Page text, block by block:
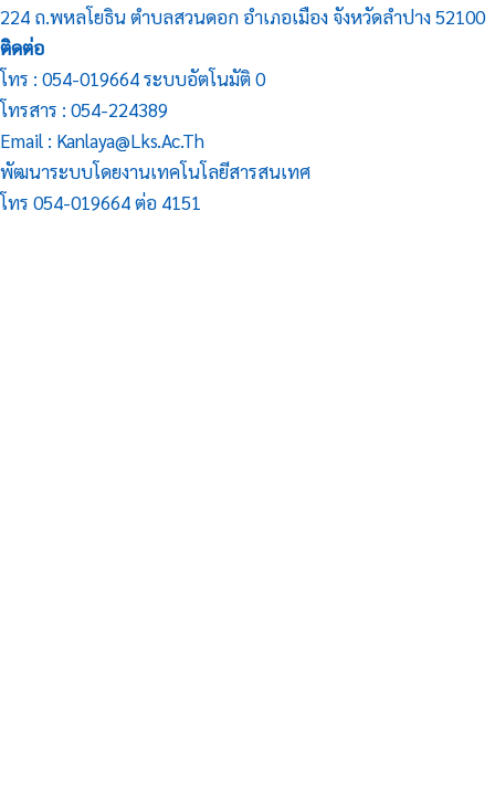
224 ถ.พหลโยธิน ตำบลสวนดอก อำเภอเมือง จังหวัดลำปาง 52100
ติดต่อ
โทร : 054-019664 ระบบอัตโนมัติ 0
โทรสาร : 054-224389
Email : Kanlaya@lks.ac.th
พัฒนาระบบโดยงานเทคโนโลยีสารสนเทศ
โทร 054-019664 ต่อ 4151